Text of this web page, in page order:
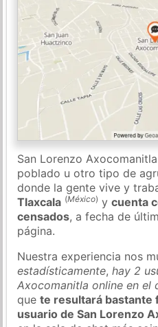
San Lorenzo
poblado u otro tipo de
donde la gente vive y
Tlaxcala (México) ycuenta
censados, a fecha de
página.
Nuestra experiencia nos
estadísticamente,hay 2
Axocomanitla online en el
quete resultará bastante
usuario de San Lorenzo